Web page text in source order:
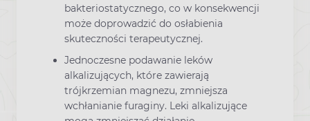
bakteriostatycznego, co w konsekwencji
może doprowadzić do osłabienia
skuteczności terapeutycznej.
Jednoczesne podawanie leków
alkalizujących, które zawierają
trójkrzemian magnezu, zmniejsza
wchłanianie furaginy. Leki alkalizujące